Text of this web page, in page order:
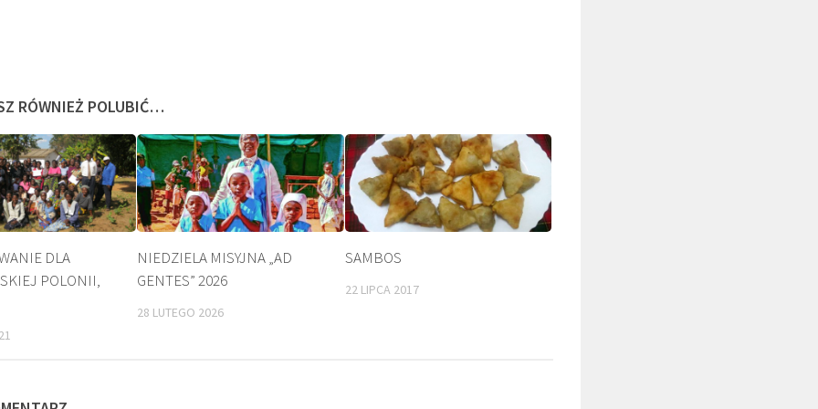
RÓWNIEŻ POLUBIĆ…
DLA
POLONII,
NIEDZIELA MISYJNA „AD
GENTES” 2026
28 LUTEGO 2026
SAMBOS
22 LIPCA 2017